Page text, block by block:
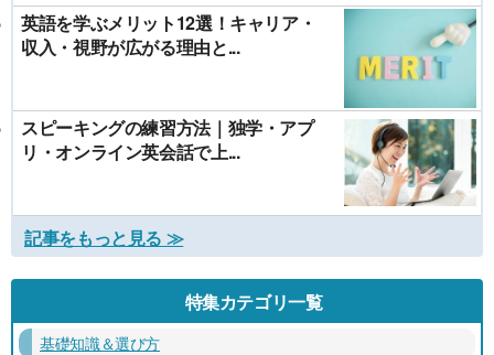
英語を学ぶメリット12選！キャリア・
収入・視野が広がる理由と...
スピーキングの練習方法｜独学・アプ
リ・オンライン英会話で上...
記事をもっと見る ≫
特集カテゴリ一覧
基礎知識＆選び方